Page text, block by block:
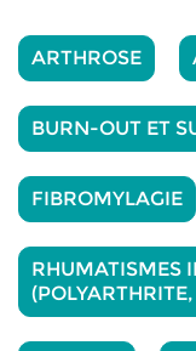
ARTHROSE
BURN-OUT ET
FIBROMYLAGIE
RHUMATISMES